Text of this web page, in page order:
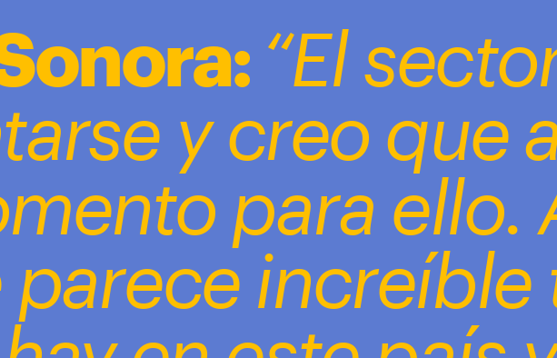
“El
y creo que
para ello.
increíble